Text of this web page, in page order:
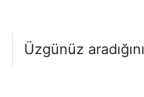
Üzgünüz